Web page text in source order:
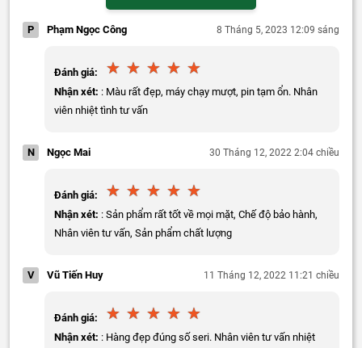
P Phạm Ngọc Công 8 Tháng 5, 2023 12:09 sáng
Đánh giá:
Nhận xét: : Màu rất đẹp, máy chạy mượt, pin tạm ổn. Nhân
viên nhiệt tình tư vấn
N Ngọc Mai 30 Tháng 12, 2022 2:04 chiều
Đánh giá:
Nhận xét: : Sản phẩm rất tốt về mọi mặt, Chế độ bảo hành,
Nhân viên tư vấn, Sản phẩm chất lượng
V Vũ Tiến Huy 11 Tháng 12, 2022 11:21 chiều
Đánh giá:
Nhận xét: : Hàng đẹp đúng số seri. Nhân viên tư vấn nhiệt